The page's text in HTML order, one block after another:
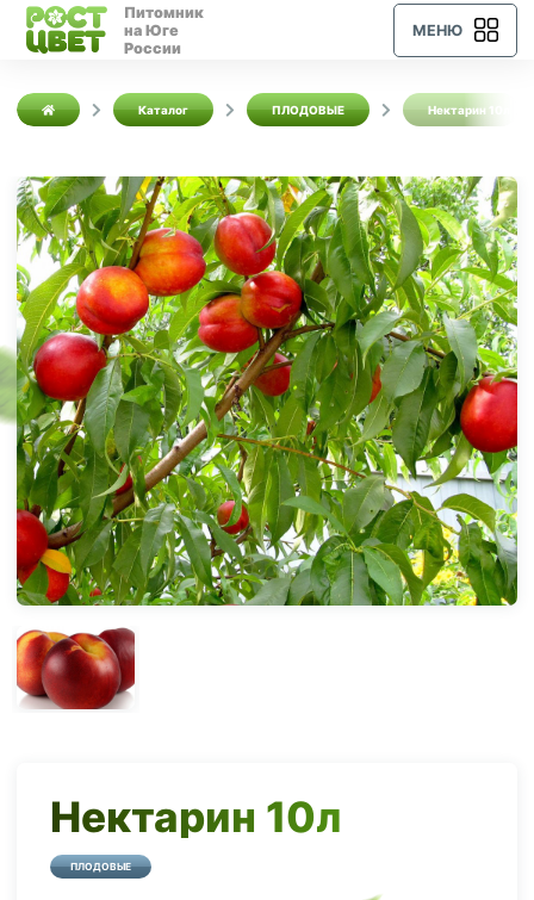
Питомник
на Юге
России
МЕНЮ
Каталог ПЛОДОВЫЕ Нектарин 10л
Нектарин 10л
ПЛОДОВЫЕ